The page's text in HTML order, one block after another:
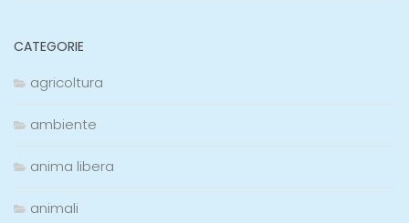
CATEGORIE
agricoltura
ambiente
anima libera
animali